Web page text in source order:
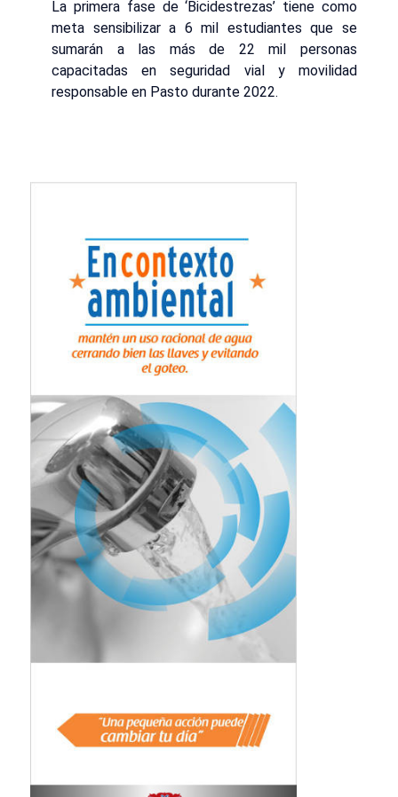
La primera fase de ‘Bicidestrezas’ tiene como
meta sensibilizar a 6 mil estudiantes que se
sumarán a las más de 22 mil personas
capacitadas en seguridad vial y movilidad
responsable en Pasto durante 2022.